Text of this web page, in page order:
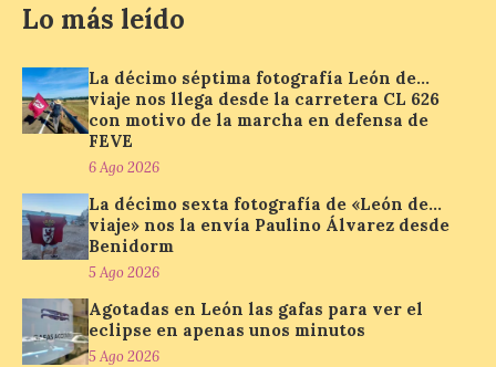
La programación
de animación dirigidas a
todos los públicos. La
Bañeza inauguró en la tarde de este
martes 4 de agosto una nueva edición de
hasta el próximo 6 […]
Un viaje a la Antigüedad:
el Museo del Prado
propone un recorrido por
obras de su Colección de
inspiración clásica
Lo más leído
La décimo séptima fotografía León de…
viaje nos llega desde la carretera CL 626
con motivo de la marcha en defensa de
FEVE
6 Ago 2026
La décimo sexta fotografía de «León de…
viaje» nos la envía Paulino Álvarez desde
Benidorm
5 Ago 2026
Agotadas en León las gafas para ver el
eclipse en apenas unos minutos
5 Ago 2026